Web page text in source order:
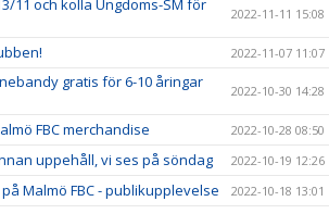
11 och kolla Ungdoms-SM för
2022-11-11 15:08
2022-11-07 11:07
gratis för 6-10 åringar
2022-10-30 14:28
FBC merchandise 2022-10-28 08:50
uppehåll, vi ses på söndag 2022-10-19 12:26
Malmö FBC - publikupplevelse 2022-10-18 13:01